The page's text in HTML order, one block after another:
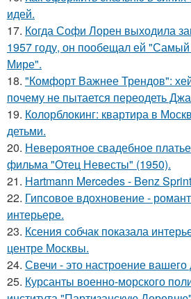
идей.
17. Когда Софи Лорен выходила
1957 году, он пообещал ей
Мире".
18. "Комфорт Важнее Трендов":
почему не пытается переодеть
19. Колорблокинг: квартира в
детьми.
20. Невероятное свадебное
фильма "Отец Невесты" (1950).
21. Hartmann Mercedes - Benz
22. Гипсовое вдохновение -
интерьере.
23. Ксения собчак показала
центре Москвы.
24. Свечи - это настроение вашего
25. Курсанты военно-морского